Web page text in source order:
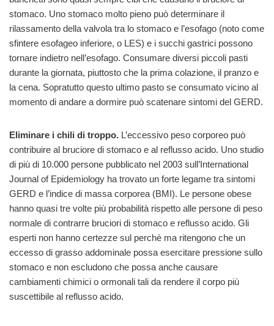
stomaco. Uno stomaco molto pieno può determinare il
rilassamento della valvola tra lo stomaco e l’esofago (noto come
sfintere esofageo inferiore, o LES) e i succhi gastrici possono
tornare indietro nell’esofago. Consumare diversi piccoli pasti
durante la giornata, piuttosto che la prima colazione, il pranzo e
la cena. Sopratutto questo ultimo pasto se consumato vicino al
momento di andare a dormire può scatenare sintomi del GERD.
Eliminare i chili di troppo. L’eccessivo peso corporeo può
contribuire al bruciore di stomaco e al reflusso acido. Uno studio
di più di 10.000 persone pubblicato nel 2003 sull’International
Journal of Epidemiology ha trovato un forte legame tra sintomi
GERD e l’indice di massa corporea (BMI). Le persone obese
hanno quasi tre volte più probabilità rispetto alle persone di peso
normale di contrarre bruciori di stomaco e reflusso acido. Gli
esperti non hanno certezze sul perchè ma ritengono che un
eccesso di grasso addominale possa esercitare pressione sullo
stomaco e non escludono che possa anche causare
cambiamenti chimici o ormonali tali da rendere il corpo più
suscettibile al reflusso acido.